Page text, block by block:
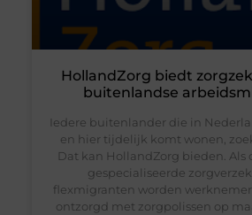
HollandZorg biedt
buitenlandse
Iedere buitenlander die in
en hier tijdelijk komt wonen,
Dat kan HollandZorg bieden. Als
gespecialiseerde
flexmigranten worden
ontzorgd met zorgpolissen op